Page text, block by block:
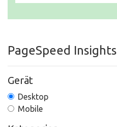
PageSpeed Insights
Gerät
Desktop
Mobile